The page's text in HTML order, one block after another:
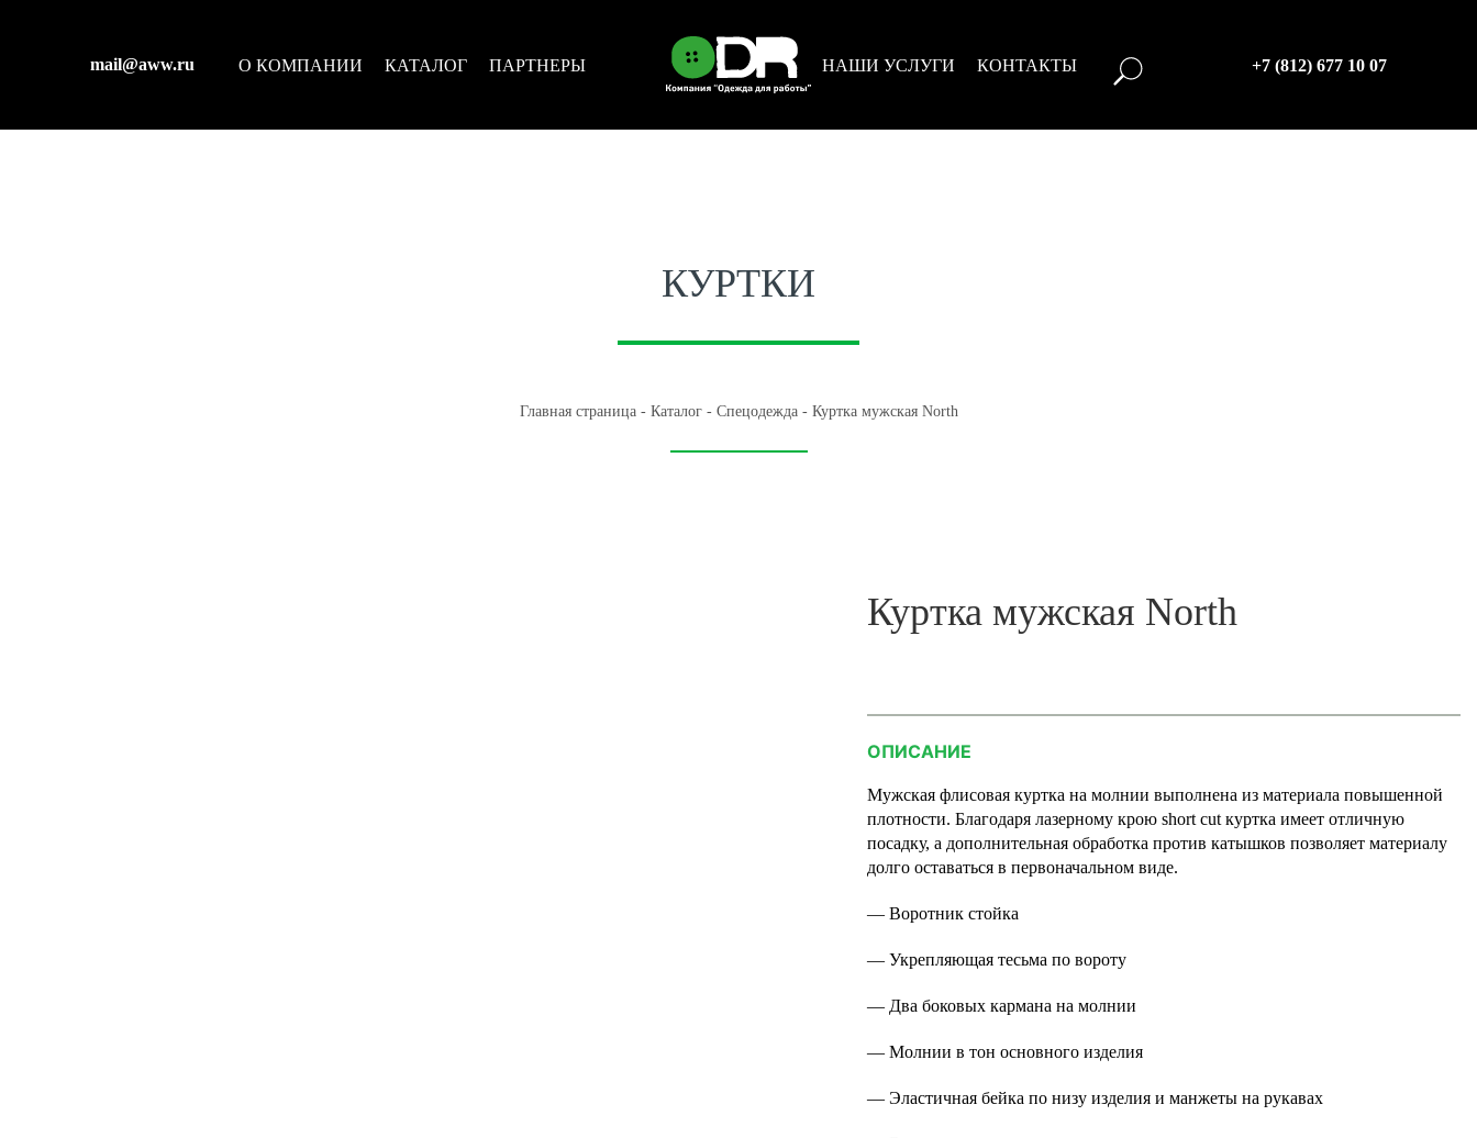
mail@aww.ru О КОМПАНИИ КАТАЛОГ ПАРТНЕРЫ НАШИ УСЛУГИ КОНТАКТЫ +7 (812) 677 10 07
КУРТКИ
Главная страница- Каталог- Спецодежда- Куртка мужская North
Куртка мужская North
ОПИСАНИЕ
Мужская флисовая куртка на молнии выполнена из материала повышенной
плотности. Благодаря лазерному крою short cut куртка имеет отличную
посадку, а дополнительная обработка против катышков позволяет материалу
долго оставаться в первоначальном виде.
— Воротник стойка
— Укрепляющая тесьма по вороту
— Два боковых кармана на молнии
— Молнии в тон основного изделия
— Эластичная бейка по низу изделия и манжеты на рукавах